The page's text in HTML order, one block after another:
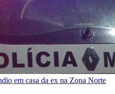
em casa da ex na Zona Norte